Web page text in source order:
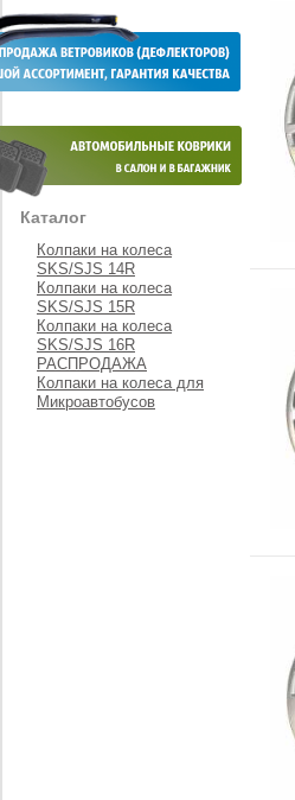
Каталог
Колпаки на колеса
SKS/SJS 14R
Колпаки на колеса
SKS/SJS 15R
Колпаки на колеса
SKS/SJS 16R
РАСПРОДАЖА
Колпаки на колеса для
Микроавтобусов